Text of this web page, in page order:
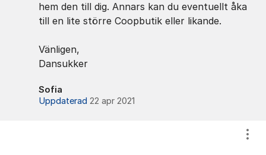
hem den till dig. Annars kan du eventuellt åka
till en lite större Coopbutik eller likande.
Vänligen,
Dansukker
Sofia
Uppdaterad 22 apr 2021